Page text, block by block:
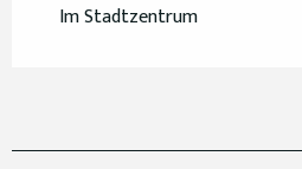
Im Stadtzentrum